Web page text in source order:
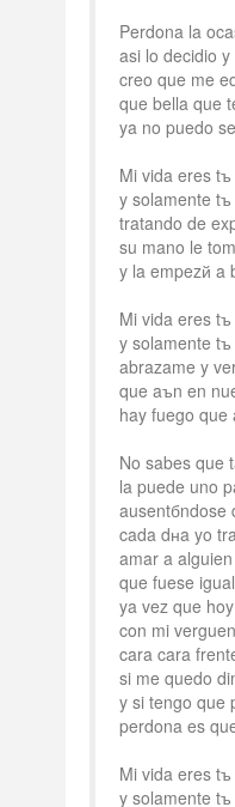
Perdona la
asi lo decidio
creo que me
que bella que
ya no puedo
Mi vida eres tъ
y solamente tъ
tratando de
su mano le
y la empezй a
Mi vida eres tъ
y solamente tъ
abrazame y
que aъn en
hay fuego que
No sabes que
la puede uno
ausentбndose
cada dнa yo
amar a
que fuese
ya vez que
con mi
cara cara
si me quedo
y si tengo que
perdona es
Mi vida eres tъ
y solamente tъ